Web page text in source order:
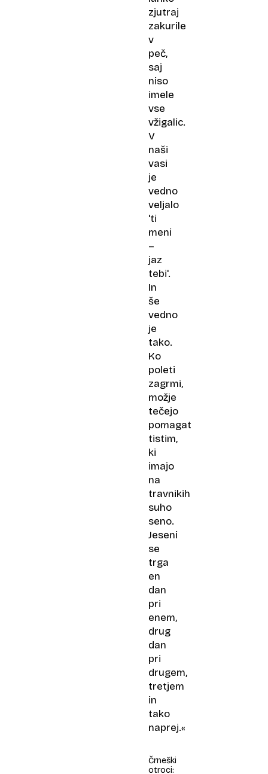
zjutraj
zakurile
v
peč,
saj
niso
imele
vse
vžigalic.
V
naši
vasi
je
vedno
veljalo
'ti
meni
–
jaz
tebi'.
In
še
vedno
je
tako.
Ko
poleti
zagrmi,
možje
tečejo
pomagat
tistim,
ki
imajo
na
travnikih
suho
seno.
Jeseni
se
trga
en
dan
pri
enem,
drug
dan
pri
drugem,
tretjem
in
tako
naprej.«
Črneški
otroci: